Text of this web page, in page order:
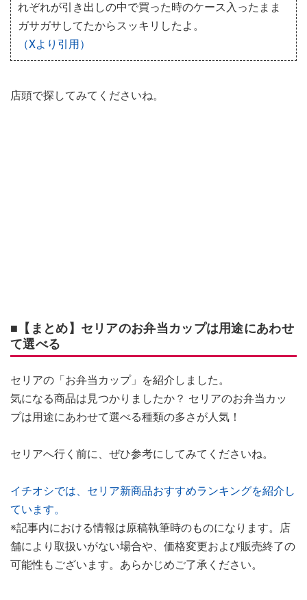
れぞれが引き出しの中で買った時のケース入ったまま
ガサガサしてたからスッキリしたよ。
（Xより引用）
店頭で探してみてくださいね。
■【まとめ】セリアのお弁当カップは用途にあわせ
て選べる
セリアの「お弁当カップ」を紹介しました。
気になる商品は見つかりましたか？ セリアのお弁当カッ
プは用途にあわせて選べる種類の多さが人気！
セリアへ行く前に、ぜひ参考にしてみてくださいね。
イチオシでは、セリア新商品おすすめランキングを紹介し
ています。
※記事内における情報は原稿執筆時のものになります。店
舗により取扱いがない場合や、価格変更および販売終了の
可能性もございます。あらかじめご了承ください。